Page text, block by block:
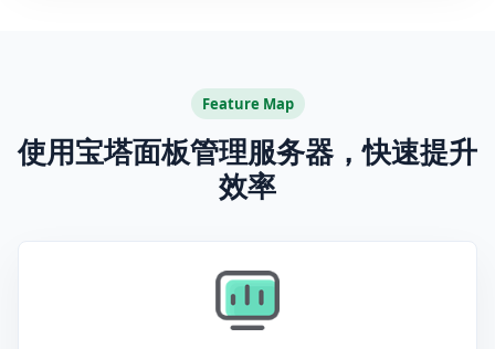
Feature Map
使用宝塔面板管理服务器，快速提升
效率